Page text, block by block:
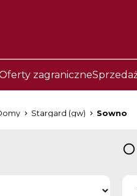
zagraniczne
Stargard (gw) Sowno